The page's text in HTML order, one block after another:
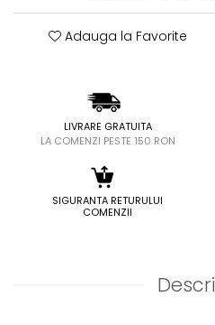
Adauga la Favorite
LIVRARE GRATUITA
LA COMENZI PESTE 150 RON
SIGURANTA RETURULUI
COMENZII